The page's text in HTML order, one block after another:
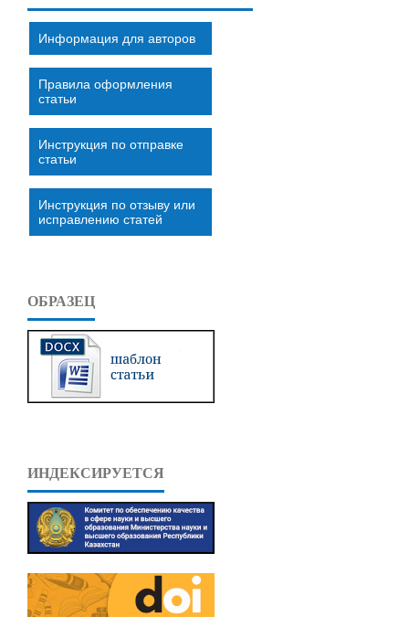
Информация для авторов
Правила оформления
статьи
Инструкция по отправке
статьи
Инструкция по отзыву или
исправлению статей
ОБРАЗЕЦ
ИНДЕКСИРУЕТСЯ